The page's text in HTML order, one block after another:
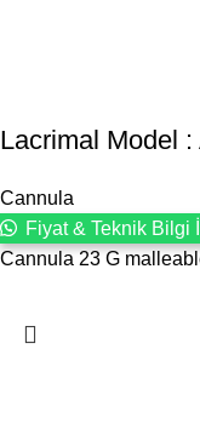
Lacrimal Model :
Cannula
Fiyat & Teknik Bilgi
Cannula 23 G